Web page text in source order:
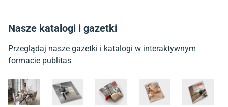
Nasze katalogi i gazetki
Przeglądaj nasze gazetki i katalogi w interaktywnym
formacie publitas